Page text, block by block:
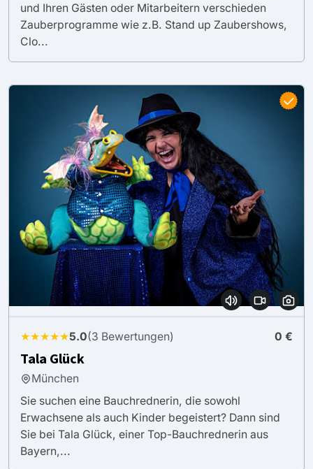
und Ihren Gästen oder Mitarbeitern verschieden
Zauberprogramme wie z.B. Stand up Zaubershows,
Clo...
★★★★★5.0(3 Bewertungen) 0 €
Tala Glück
München
Sie suchen eine Bauchrednerin, die sowohl
Erwachsene als auch Kinder begeistert? Dann sind
Sie bei Tala Glück, einer Top-Bauchrednerin aus
Bayern,...